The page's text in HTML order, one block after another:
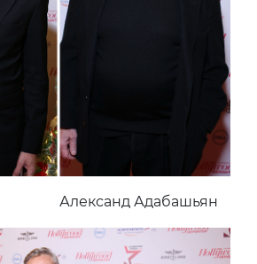
Александ Адабашьян